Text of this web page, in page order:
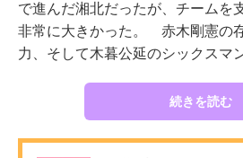
で進んだ湘北だったが、チームを
非常に大きかった。 赤木剛憲の
力、そして木暮公延のシックスマ
続きを読む